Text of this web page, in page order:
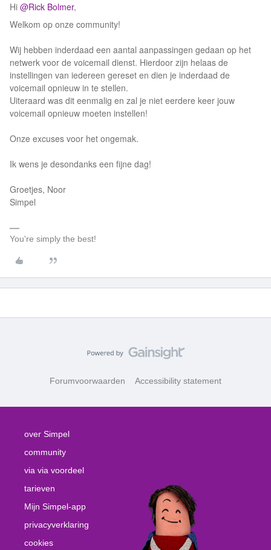
Hi @Rick Bolmer,
Welkom op onze community!
Wij hebben inderdaad een aantal aanpassingen gedaan op het
netwerk voor de voicemail dienst. Hierdoor zijn helaas de
instellingen van iedereen gereset en dien je inderdaad de
voicemail opnieuw in te stellen.
Uiteraard was dit eenmalig en zal je niet eerdere keer jouw
voicemail opnieuw moeten instellen!
Onze excuses voor het ongemak.
Ik wens je desondanks een fijne dag!
Groetjes, Noor
Simpel
You're simply the best!
Forumvoorwaarden Accessibility statement
over Simpel
community
via via voordeel
tarieven
Mijn Simpel-app
privacyverklaring
cookies